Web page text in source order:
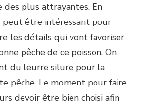
SILURE
LEURRE
?
des plus attrayantes. En
peut être intéressant pour
les détails qui vont favoriser
pêche de ce poisson. On
du leurre silure pour la
pêche. Le moment pour faire
devoir être bien choisi afin